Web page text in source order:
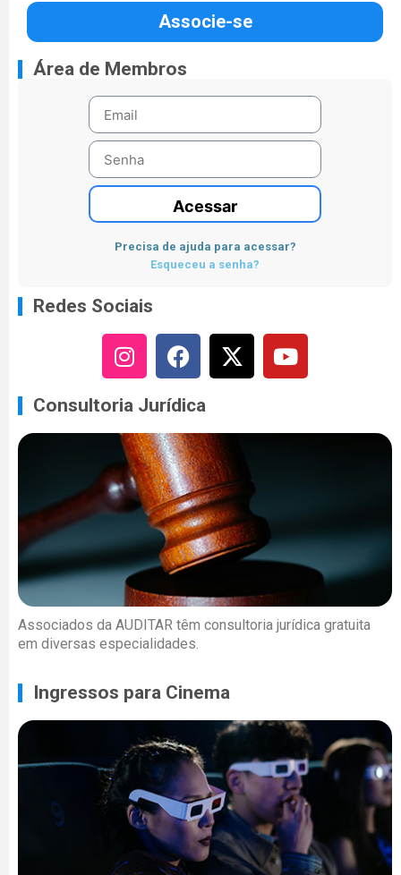
Associe-se
Área de Membros
Acessar
Precisa de ajuda para acessar?
Esqueceu a senha?
Redes Sociais
Consultoria Jurídica
Associados da AUDITAR têm consultoria jurídica gratuita
em diversas especialidades.
Ingressos para Cinema